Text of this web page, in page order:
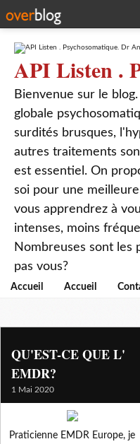
API Listen .
Bienvenue sur le
globale
surdités brusques,
autres traitements
est essentiel. On
soi pour une
vous apprendrez à
intenses, moins
Nombreuses sont les
pas vous?
Accueil Accueil
meniere - hydrops
QU'EST-CE QUE L'
EMDR?
1 Mai 2020
Praticienne EMDR Europe, je